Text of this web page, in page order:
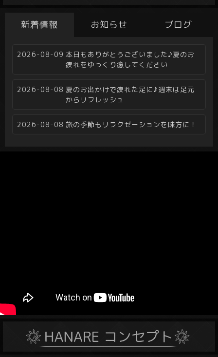
新着情報 お知らせ ブログ
2026-08-09 本日もありがとうございました♪夏のお
疲れをゆっくり癒してください
2026-08-08 夏のお出かけで疲れた足に♪週末は足元
からリフレッシュ
2026-08-08 旅の季節もリラクゼーションを味方に！